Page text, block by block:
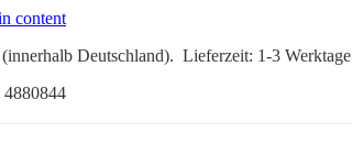
content
Deutschland). Lieferzeit: 1-3 Werktage
4880844